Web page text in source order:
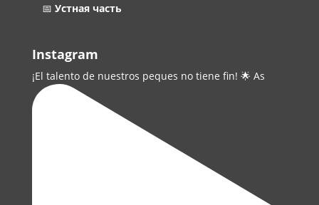
📅 Устная часть
Instagram
¡El talento de nuestros peques no tiene fin! 🌟 As